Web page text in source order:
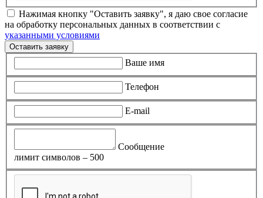
Нажимая кнопку "Оставить заявку", я даю свое согласие
на обработку персональных данных в соответствии с
указанными условиями
Оставить заявку
Ваше имя
Телефон
E-mail
Сообщение
лимит символов – 500